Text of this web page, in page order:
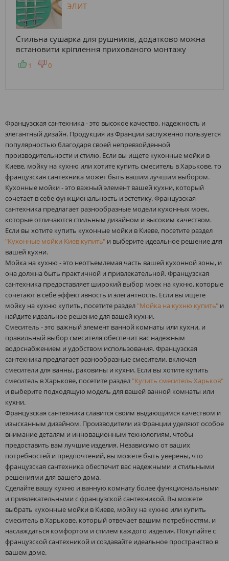
ЭЛИТ
Стильна сушарка для рушників, додатково можна
встановити кріплення прихованого монтажу
1 0
Французская сантехника - это высокое качество, надежность и
элегантный дизайн. Продукция из Франции заслуженно пользуется
популярностью благодаря своей непревзойденной
производительности и стилю. Если вы ищете кухонные мойки в
Киеве, мойку на кухню или хотите купить смеситель в Харькове, то
французская сантехника может быть вашим лучшим выбором.
Кухонные мойки - это важный элемент вашей кухни, который
сочетает в себе функциональность и эстетику. Французская
сантехника предлагает разнообразные модели кухонных моек,
которые отличаются стильным дизайном и высоким качеством.
Если вы хотите купить кухонные мойки в Киеве, посетите раздел
"Кухонные мойки Киев купить" и выберите идеальное решение для
вашей кухни.
Мойка на кухню - это неотъемлемая часть вашей кухонной зоны, и
она должна быть практичной и привлекательной. Французская
сантехника предоставляет широкий выбор моек на кухню, которые
сочетают в себе эффективность и элегантность. Если вы ищете
мойку на кухню купить, посетите раздел "Мойка на кухню купить" и
найдите идеальное решение для вашей кухни.
Смеситель - это важный элемент ванной комнаты или кухни, и
правильный выбор смесителя обеспечит вас надежным
водоснабжением и удобством использования. Французская
сантехника предлагает разнообразные смесители, включая
смесители для ванны, раковины и кухни. Если вы хотите купить
смеситель в Харькове, посетите раздел "Купить смеситель Харьков"
и выберите подходящую модель для вашей ванной комнаты или
кухни.
Французская сантехника славится своим выдающимся качеством и
изысканным дизайном. Производители из Франции уделяют особое
внимание деталям и инновационным технологиям, чтобы
предоставить вам лучшие изделия. Независимо от ваших
потребностей и предпочтений, вы можете быть уверены, что
французская сантехника обеспечит вас надежными и стильными
решениями для вашего дома.
Сделайте вашу кухню и ванную комнату более функциональными
и привлекательными с французской сантехникой. Вы можете
выбрать кухонные мойки в Киеве, мойку на кухню или купить
смеситель в Харькове, который отвечает вашим потребностям, и
наслаждаться комфортом и стилем каждого изделия. Покупайте с
французской сантехникой и создавайте идеальное пространство в
вашем доме.